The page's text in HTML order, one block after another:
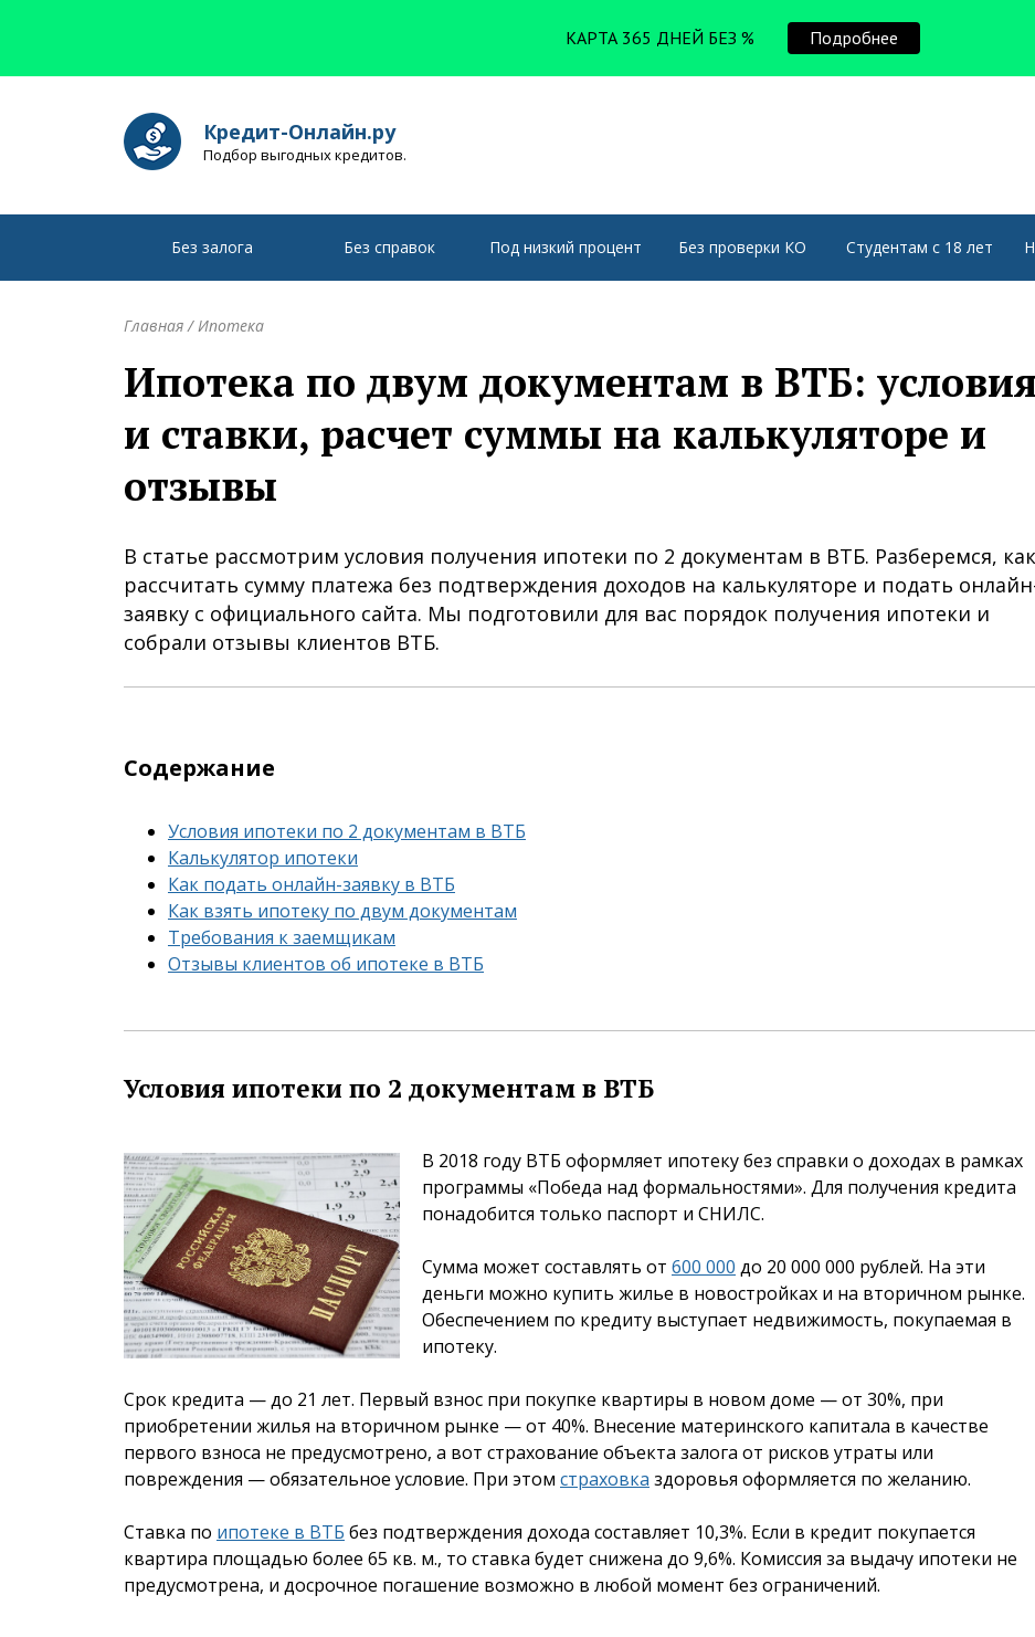
Кредит-Онлайн.ру
Подбор выгодных кредитов.
Без залога Без справок Под низкий процент Без проверки КО Студентам с 18 лет
Главная/Ипотека
Ипотека по двум документам в ВТБ: условия
и ставки, расчет суммы на калькуляторе и
отзывы
В статье рассмотрим условия получения ипотеки по 2 документам в ВТБ. Разберемся, как
рассчитать сумму платежа без подтверждения доходов на калькуляторе и подать
заявку с официального сайта. Мы подготовили для вас порядок получения ипотеки и
собрали отзывы клиентов ВТБ.
Содержание
Условия ипотеки по 2 документам в ВТБ
Калькулятор ипотеки
Как подать онлайн-заявку в ВТБ
Как взять ипотеку по двум документам
Требования к заемщикам
Отзывы клиентов об ипотеке в ВТБ
Условия ипотеки по 2 документам в ВТБ
В 2018 году ВТБ оформляет ипотеку без справки о доходах в рамках
программы «Победа над формальностями». Для получения кредита
понадобится только паспорт и СНИЛС.
Сумма может составлять от 600 000 до 20 000 000 рублей. На эти
деньги можно купить жилье в новостройках и на вторичном рынке.
Обеспечением по кредиту выступает недвижимость, покупаемая в
ипотеку.
Срок кредита — до 21 лет. Первый взнос при покупке квартиры в новом доме — от 30%, при
приобретении жилья на вторичном рынке — от 40%. Внесение материнского капитала в качестве
первого взноса не предусмотрено, а вот страхование объекта залога от рисков утраты или
повреждения — обязательное условие. При этом страховка здоровья оформляется по желанию.
Ставка по ипотеке в ВТБ без подтверждения дохода составляет 10,3%. Если в кредит покупается
квартира площадью более 65 кв. м., то ставка будет снижена до 9,6%. Комиссия за выдачу ипотеки не
предусмотрена, и досрочное погашение возможно в любой момент без ограничений.
КАРТА 365 ДНЕЙ БЕЗ % Подробнее